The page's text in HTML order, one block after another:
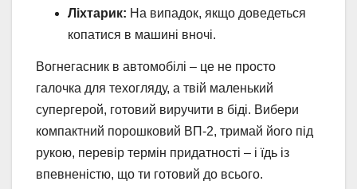
Ліхтарик: На випадок, якщо доведеться
копатися в машині вночі.
Вогнегасник в автомобілі – це не просто
галочка для техогляду, а твій маленький
супергерой, готовий виручити в біді. Вибери
компактний порошковий ВП-2, тримай його під
рукою, перевір термін придатності – і їдь із
впевненістю, що ти готовий до всього.